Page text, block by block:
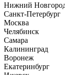
Нижний
Санкт-Петербург
Москва
Челябинск
Самара
Калининград
Воронеж
Екатеринбург